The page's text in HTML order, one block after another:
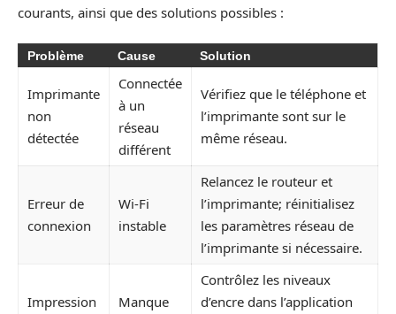
courants, ainsi que des solutions possibles :
Problème Cause Solution
Imprimante
non
détectée
Connectée
à un
réseau
différent
Vérifiez que le téléphone et
l’imprimante sont sur le
même réseau.
Erreur de
connexion
Wi-Fi
instable
Relancez le routeur et
l’imprimante; réinitialisez
les paramètres réseau de
l’imprimante si nécessaire.
Impression
Manque
Contrôlez les niveaux
d’encre dans l’application